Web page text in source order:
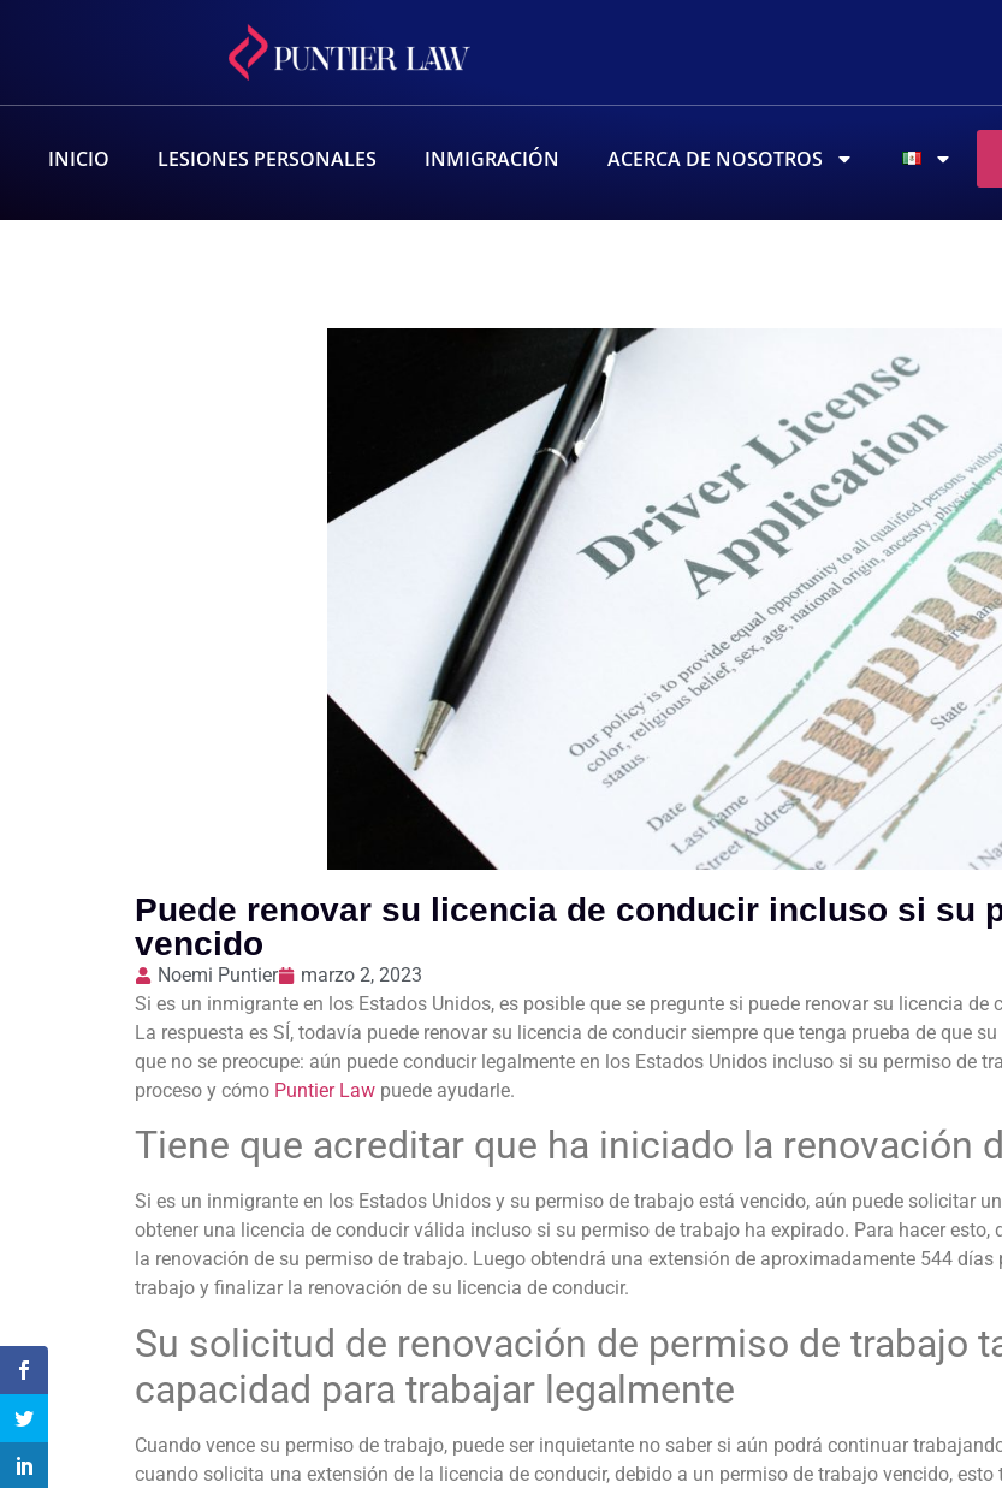
INICIO LESIONES PERSONALES INMIGRACIÓN ACERCA DE NOSOTROS
Puede renovar su licencia de conducir incluso si su
vencido
Noemi Puntier
marzo 2, 2023
Si es un inmigrante en los Estados Unidos, es posible que se pregunte si puede renovar su licencia
La respuesta es SÍ, todavía puede renovar su licencia de conducir siempre que tenga prueba de que
que no se preocupe: aún puede conducir legalmente en los Estados Unidos incluso si su permiso de
proceso y cómo Puntier Law puede ayudarle.
Tiene que acreditar que ha iniciado la renovación
Si es un inmigrante en los Estados Unidos y su permiso de trabajo está vencido, aún puede solicitar
obtener una licencia de conducir válida incluso si su permiso de trabajo ha expirado. Para hacer
la renovación de su permiso de trabajo. Luego obtendrá una extensión de aproximadamente 544
trabajo y finalizar la renovación de su licencia de conducir.
Su solicitud de renovación de permiso de trabajo
capacidad para trabajar legalmente
Cuando vence su permiso de trabajo, puede ser inquietante no saber si aún podrá continuar
cuando solicita una extensión de la licencia de conducir, debido a un permiso de trabajo vencido,